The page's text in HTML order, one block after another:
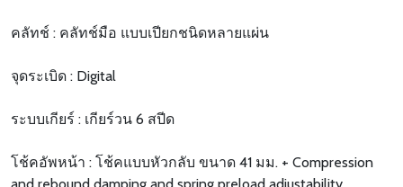
คลัทช์ : คลัทช์มือ แบบเปียกชนิดหลายแผ่น
จุดระเบิด : Digital
ระบบเกียร์ : เกียร์วน 6 สปีด
โช้คอัพหน้า : โช้คแบบหัวกลับ ขนาด 41 มม. + Compression